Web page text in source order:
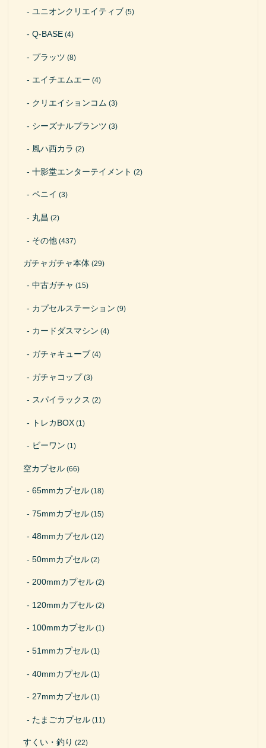
ユニオンクリエイティブ (5)
Q-BASE (4)
プラッツ (8)
エイチエムエー (4)
クリエイションコム (3)
シーズナルプランツ (3)
風ハ西カラ (2)
十影堂エンターテイメント (2)
ペニイ (3)
丸昌 (2)
その他 (437)
ガチャガチャ本体 (29)
中古ガチャ (15)
カプセルステーション (9)
カードダスマシン (4)
ガチャキューブ (4)
ガチャコップ(3)
スパイラックス (2)
トレカBOX (1)
ビーワン (1)
空カプセル (66)
65mmカプセル (18)
75mmカプセル (15)
48mmカプセル (12)
50mmカプセル (2)
200mmカプセル (2)
120mmカプセル (2)
100mmカプセル (1)
51mmカプセル (1)
40mmカプセル (1)
27mmカプセル (1)
たまごカプセル (11)
すくい・釣り (22)